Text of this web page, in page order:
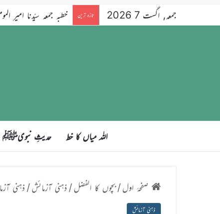
جمعہ, اگست 7 2026 تازہ ترین خطبہ جمعہ سیّدنا امیر
اللہ میاں کا خط حدیثِ نبویﷺ
صفحۂ اول/بچوں کا الفضل/ ذہنی آزمائش/ ذہنی
ذہنی آزمائش